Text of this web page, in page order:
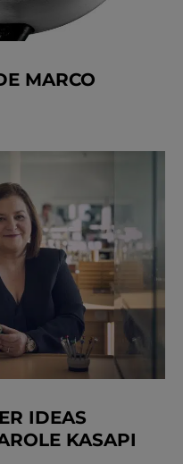
MARCO
IDEAS
KASAPI